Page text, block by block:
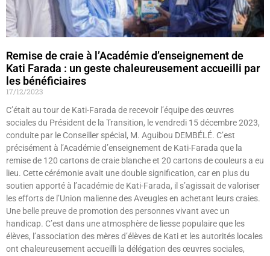
Remise de craie à l’Académie d’enseignement de
Kati Farada : un geste chaleureusement accueilli par
les bénéficiaires
17/12/2023
C’était au tour de Kati-Farada de recevoir l’équipe des œuvres
sociales du Président de la Transition, le vendredi 15 décembre 2023,
conduite par le Conseiller spécial, M. Aguibou DEMBÉLÉ. C’est
précisément à l’Académie d’enseignement de Kati-Farada que la
remise de 120 cartons de craie blanche et 20 cartons de couleurs a eu
lieu. Cette cérémonie avait une double signification, car en plus du
soutien apporté à l’académie de Kati-Farada, il s’agissait de valoriser
les efforts de l’Union malienne des Aveugles en achetant leurs craies.
Une belle preuve de promotion des personnes vivant avec un
handicap. C’est dans une atmosphère de liesse populaire que les
élèves, l’association des mères d’élèves de Kati et les autorités locales
ont chaleureusement accueilli la délégation des œuvres sociales,